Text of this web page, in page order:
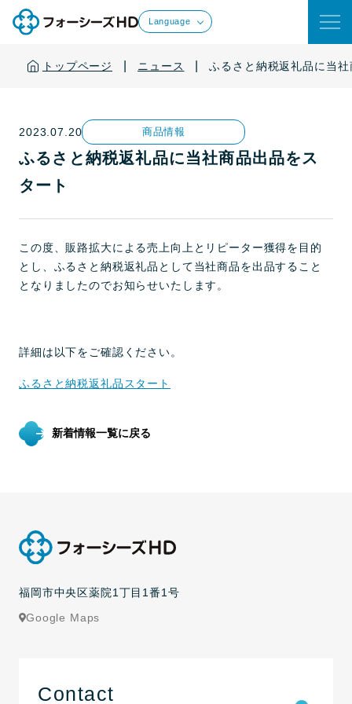
Language
トップページ ニュース ふるさと納税返礼品に当
2023.07.20 商品情報
ふるさと納税返礼品に当社商品出品をス
タート
この度、販路拡大による売上向上とリピーター獲得を目的
とし、ふるさと納税返礼品として当社商品を出品すること
となりましたのでお知らせいたします。
詳細は以下をご確認ください。
ふるさと納税返礼品スタート
新着情報一覧に戻る
福岡市中央区薬院1丁目1番1号
Google Maps
Contact